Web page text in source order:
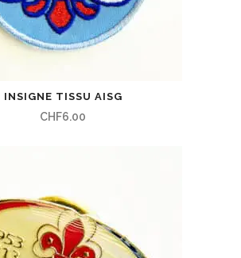
INSIGNE TISSU AISG
CHF6.00